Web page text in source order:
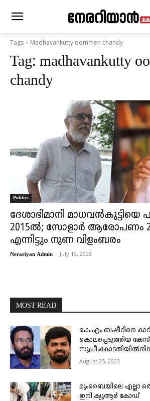
Tags Madhavankutty oommen chandy
Tag: madhavankutty
chandy
Politics
ദേശാഭിമാനി മാധവൻകുട്ടിയെ
2015ൽ; സോളാർ ആരോപണം
എന്നിട്ടും നുണ വിളംബരം
Nerariyan Admin - July 19, 2023
MOST READ
കെ.എം ബഷീറിനെ
കൊലപ്പെടുത്തിയ കേസ്;
സുപ്രീംകോടതിയിൽനിന്ന്
August 25, 2023
മുംബൈയിലെ എല്ലാ
ഇനി ക്യുആർ കോഡ്